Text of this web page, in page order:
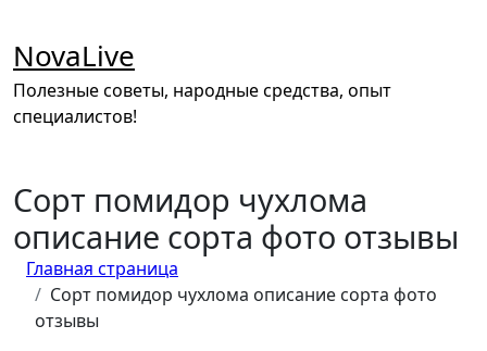
содержимому
NovaLive
Полезные советы, народные средства, опыт
специалистов!
Сорт помидор чухлома
описание сорта фото отзывы
Главная страница
Сорт помидор чухлома описание сорта фото
отзывы